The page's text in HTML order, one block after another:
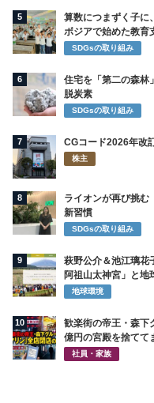
5
算数につまずく子に
ボジアで始めた教育
SDGsの取り組み
6
住宅を「第二の森林
脱炭素
SDGsの取り組み
7 CGコード2026年改
株主
8
ライオンが再び挑
新習慣
SDGsの取り組み
9
萩野公介＆池江璃花
阿祖山太神宮」と地
地球環境
10
歓楽街の帝王・森
億円の宮殿を捨てて
社員・家族